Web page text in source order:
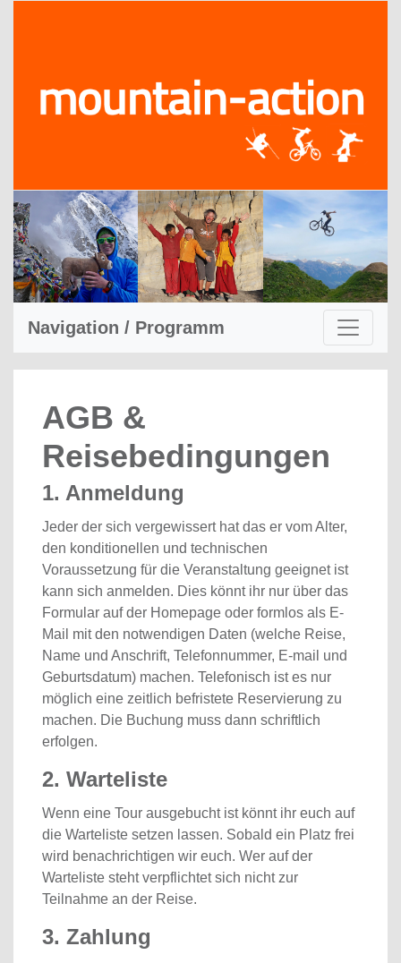
Navigation / Programm
AGB &
Reisebedingungen
1. Anmeldung
Jeder der sich vergewissert hat das er vom Alter,
den konditionellen und technischen
Voraussetzung für die Veranstaltung geeignet ist
kann sich anmelden. Dies könnt ihr nur über das
Formular auf der Homepage oder formlos als E-
Mail mit den notwendigen Daten (welche Reise,
Name und Anschrift, Telefonnummer, E-mail und
Geburtsdatum) machen. Telefonisch ist es nur
möglich eine zeitlich befristete Reservierung zu
machen. Die Buchung muss dann schriftlich
erfolgen.
2. Warteliste
Wenn eine Tour ausgebucht ist könnt ihr euch auf
die Warteliste setzen lassen. Sobald ein Platz frei
wird benachrichtigen wir euch. Wer auf der
Warteliste steht verpflichtet sich nicht zur
Teilnahme an der Reise.
3. Zahlung